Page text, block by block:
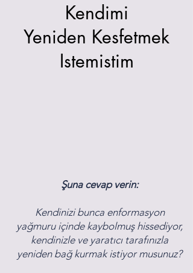
Kendimi
Yeniden Kesfetmek
Istemistim
Şuna cevap verin:
Kendinizi bunca enformasyon
yağmuru içinde kaybolmuş hissediyor,
kendinizle ve yaratıcı tarafınızla
yeniden bağ kurmak istiyor musunuz?